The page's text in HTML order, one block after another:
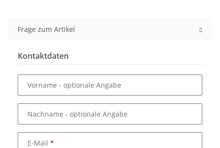
Frage zum Artikel
Kontaktdaten
Vorname - optionale Angabe
Nachname - optionale Angabe
E-Mail